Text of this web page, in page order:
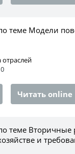
теме Модели
Читать online
теме Вторичные
и